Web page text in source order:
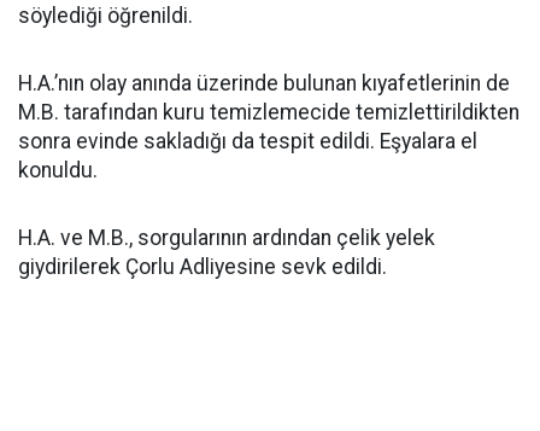
söylediği öğrenildi.
H.A.’nın olay anında üzerinde bulunan kıyafetlerinin de
M.B. tarafından kuru temizlemecide temizlettirildikten
sonra evinde sakladığı da tespit edildi. Eşyalara el
konuldu.
H.A. ve M.B., sorgularının ardından çelik yelek
giydirilerek Çorlu Adliyesine sevk edildi.